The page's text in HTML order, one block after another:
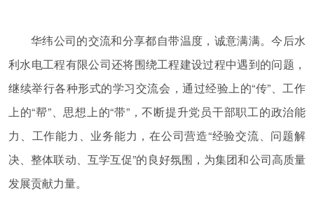
华纬公司的交流和分享都自带温度，诚意满满。今后水
利水电工程有限公司还将围绕工程建设过程中遇到的问题，
继续举行各种形式的学习交流会，通过经验上的“传”、工作
上的“帮”、思想上的“带”，不断提升党员干部职工的政治能
力、工作能力、业务能力，在公司营造“经验交流、问题解
决、整体联动、互学互促”的良好氛围，为集团和公司高质量
发展贡献力量。